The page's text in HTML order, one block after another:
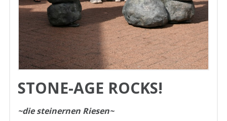
STONE-AGE ROCKS!
~die steinernen Riesen~